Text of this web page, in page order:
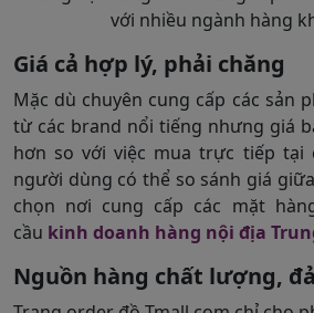
với nhiều ngành hàng
Giá cả hợp lý, phải chăng
Mặc dù chuyên cung cấp các sản
từ các brand nổi tiếng nhưng giá
hơn so với việc mua trực tiếp tại
người dùng có thể so sánh giá
chọn nơi cung cấp các mặt
cầu kinh doanh hàng nội địa
Nguồn hàng chất lượng,